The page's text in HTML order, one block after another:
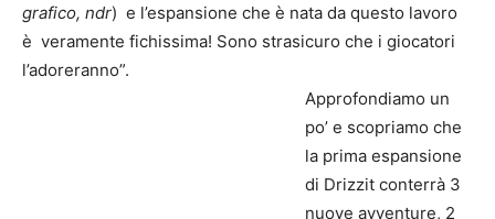
grafico, ndr) e l’espansione che è nata da questo lavoro
è veramente fichissima! Sono strasicuro che i giocatori
l’adoreranno”.
Approfondiamo un
po’ e scopriamo che
la prima espansione
di Drizzit conterrà 3
nuove avventure, 2